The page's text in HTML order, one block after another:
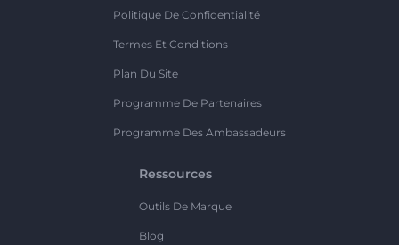
Politique De Confidentialité
Termes Et Conditions
Plan Du Site
Programme De Partenaires
Programme Des Ambassadeurs
Ressources
Outils De Marque
Blog